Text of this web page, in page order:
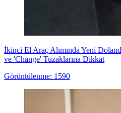
İkinci El Araç Alımında Yeni
ve 'Change' Tuzaklarına Dikkat
Görüntülenme: 1590